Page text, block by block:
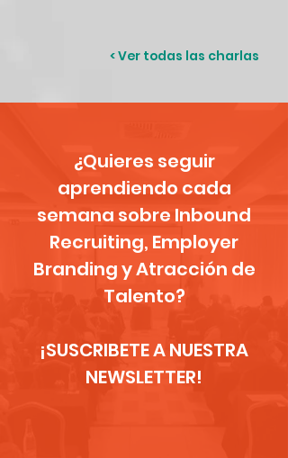
< Ver todas las charlas
¿Quieres seguir
aprendiendo cada
semana sobre Inbound
Recruiting, Employer
Branding y Atracción de
Talento?
¡SUSCRIBETE A NUESTRA
NEWSLETTER!